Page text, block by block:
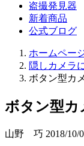
盗撮発見器
新着商品
公式ブログ
ホームペー
隠しカメラ
ボタン型カ
ボタン型カ
山野 巧 2018/10/